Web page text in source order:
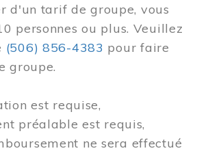
d'un tarif de groupe, vous
personnes ou plus. Veuillez
(506) 856-4383 pour faire
groupe.
est requise,
préalable est requis,
ne sera effectué